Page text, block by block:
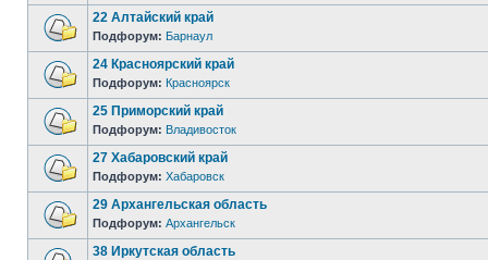
22 Алтайский край
Подфорум: Барнаул
24 Красноярский край
Подфорум: Красноярск
25 Приморский край
Подфорум: Владивосток
27 Хабаровский край
Подфорум: Хабаровск
29 Архангельская область
Подфорум: Архангельск
38 Иркутская область